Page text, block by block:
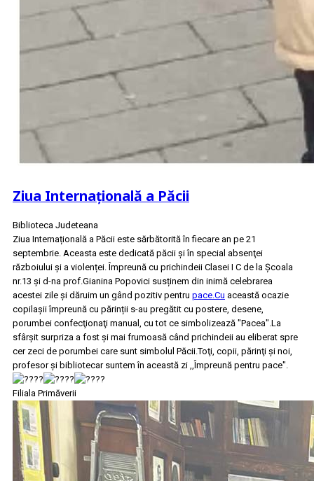
Ziua Internațională a Păcii
Biblioteca Judeteana
Ziua Internațională a Păcii este sărbătorită în fiecare an pe 21
septembrie. Aceasta este dedicată păcii și în special absenţei
războiului și a violenței. Împreună cu prichindeii Clasei I C de la Școala
nr.13 și d-na prof.Gianina Popovici susținem din inimă celebrarea
acestei zile și dăruim un gând pozitiv pentru pace.Cu această ocazie
copilașii împreună cu părinții s-au pregătit cu postere, desene,
porumbei confecţionaţi manual, cu tot ce simbolizează "Pacea".La
sfârșit surpriza a fost și mai frumoasă când prichindeii au eliberat spre
cer zeci de porumbei care sunt simbolul Păcii.Toţi, copii, părinţi și noi,
profesor și bibliotecar suntem în această zi ,,Împreună pentru pace".
Filiala Primăverii